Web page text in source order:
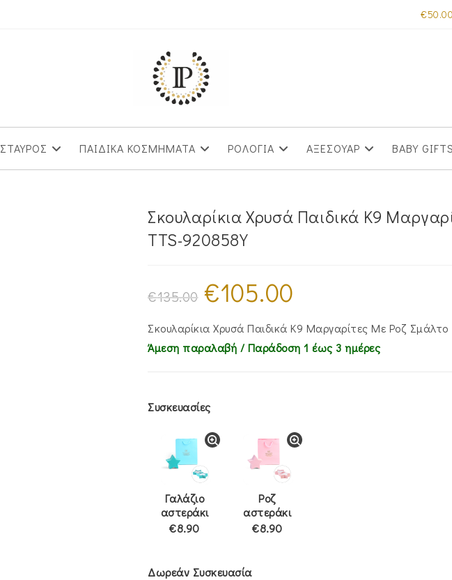
€50.00
ΣΤΑΥΡΟΣ ΠΑΙΔΙΚΑ ΚΟΣΜΗΜΑΤΑ ΡΟΛΟΓΙΑ ΑΞΕΣΟΥΑΡ BABY GIFTS
Σκουλαρίκια Χρυσά Παιδικά Κ9
TTS-920858Y
€135.00
Original
price
was:
€105.00
€105.00.
Σκουλαρίκια Χρυσά Παιδικά Κ9 Μαργαρίτες Με Ροζ Σμάλτο
Άμεση παραλαβή / Παράδoση 1 έως 3 ημέρες
Συσκευασίες
Γαλάζιο
αστεράκι
€8.90
Ροζ
αστεράκι
€8.90
Δωρεάν Συσκευασία